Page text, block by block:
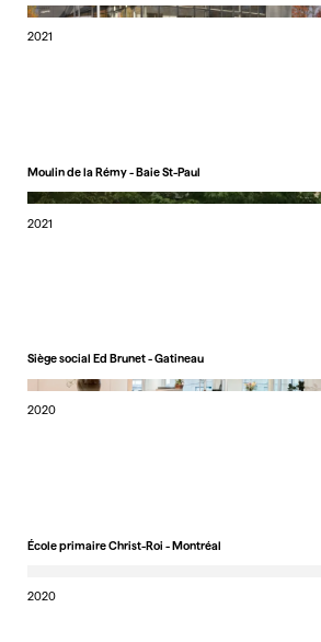
2021
Moulin de la Rémy - Baie St-Paul
2021
Siège social Ed Brunet - Gatineau
2020
École primaire Christ-Roi - Montréal
2020